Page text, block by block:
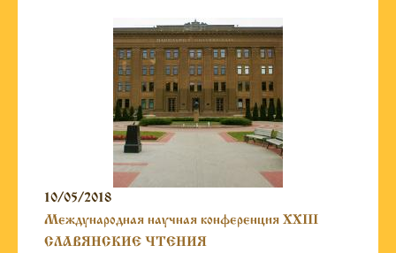
10/05/2018
Международная научная конференция XXIII
СЛАВЯНСКИЕ ЧТЕНИЯ